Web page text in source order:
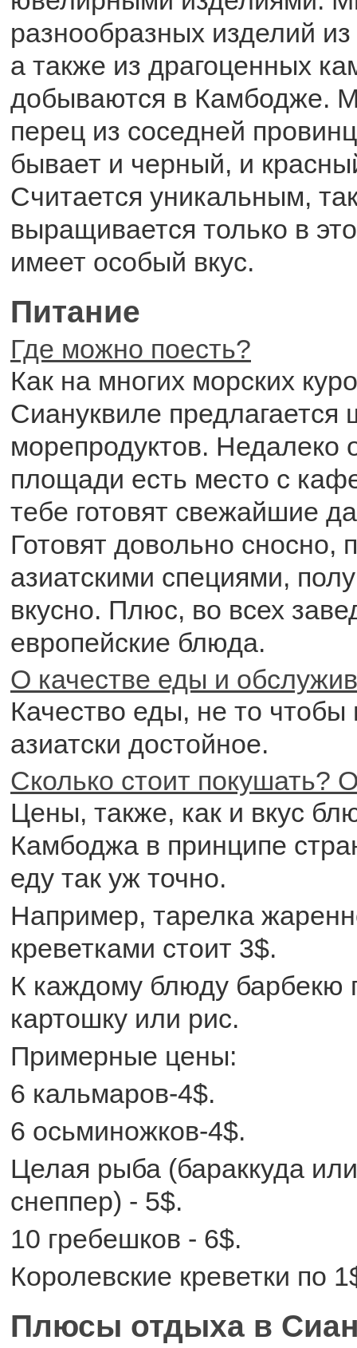
разнообразных изделий
а также из драгоценных
добываются в Камбодже.
перец из соседней
бывает и черный, и
Считается уникальным,
выращивается только в
имеет особый вкус.
Питание
Где можно поесть?
Как на многих морских
Сиануквиле
морепродуктов. Недалеко
площади есть место с
тебе готовят свежайшие
Готовят довольно сносно,
азиатскими специями,
вкусно. Плюс, во всех
европейские блюда.
О качестве еды и
Качество еды, не то чтобы
азиатски достойное.
Сколько стоит покушать?
Цены, также, как и вкус
Камбоджа в принципе
еду так уж точно.
Например, тарелка
креветками стоит 3$.
К каждому блюду барбекю
картошку или рис.
Примерные цены:
6 кальмаров-4$.
6 осьминожков-4$.
Целая рыба (бараккуда
снеппер) - 5$.
10 гребешков - 6$.
Королевские креветки по
Плюсы отдыха в